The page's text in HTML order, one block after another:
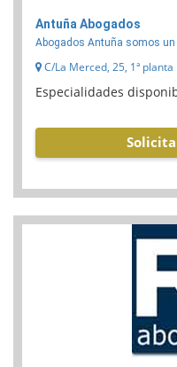
Antuña Abogados
Abogados Antuña somos un
C/La Merced, 25, 1ª planta
Especialidades